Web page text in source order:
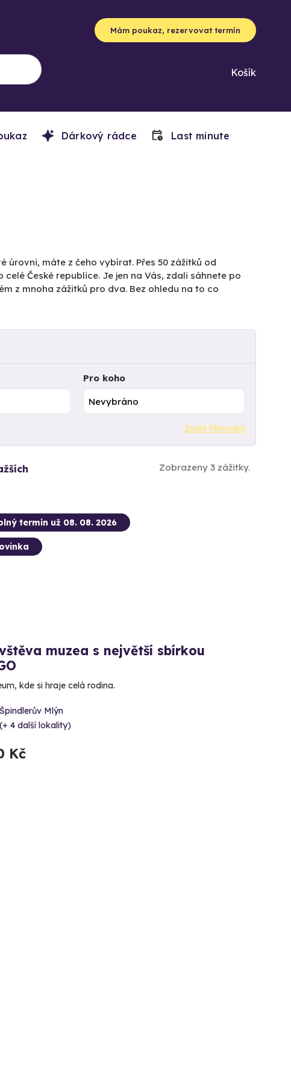
Mám poukaz, rezervovat termín
Košík
Dárkový rádce Last minute
úrovni, máte z čeho vybírat. Přes 50 zážitků od
České republice. Je jen na Vás, zdali sáhnete po
z mnoha zážitků pro dva. Bez ohledu na to co
Pro koho
Zrušit filtrování
Zobrazeny 3 zážitky.
termín už 08. 08. 2026
muzea s největší sbírkou
kde si hraje celá rodina.
Špindlerův Mlýn
(+ 4 další lokality)
Kč